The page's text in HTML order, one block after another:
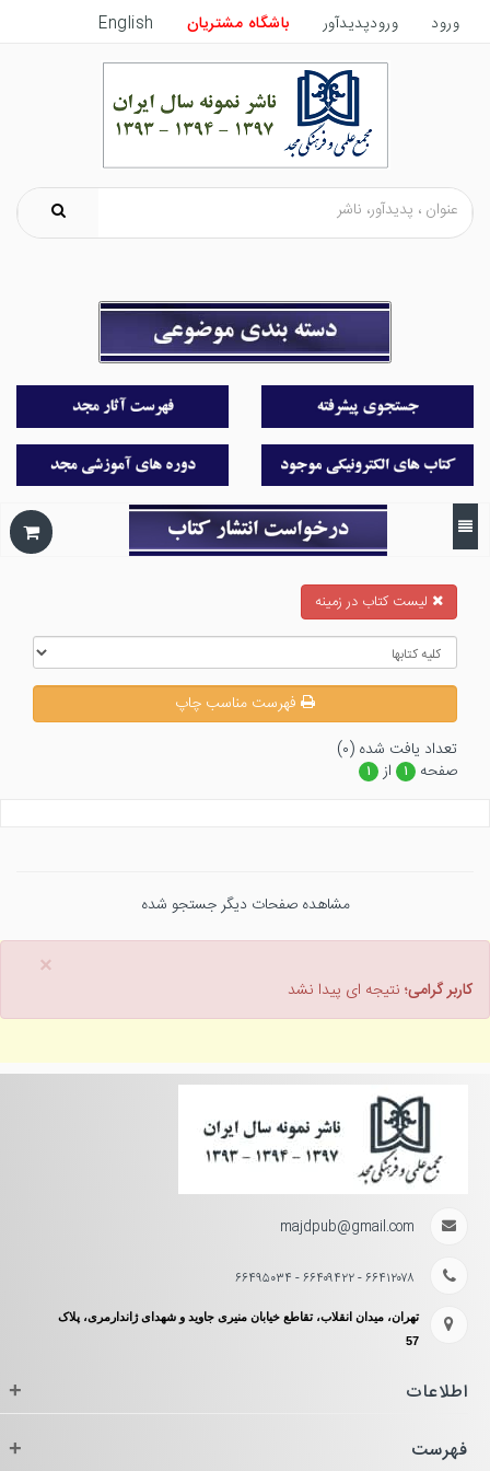
ورود ورودپدیدآور باشگاه مشتریان English
ليست كتاب در زمينه
فهرست مناسب چاپ
تعداد يافت شده (۰)
صفحه
۱ از ۱
مشاهده صفحات دیگر جستجو شده
×
کاربر گرامی؛ نتیجه ای پیدا نشد
majdpub@gmail.com
۶۶۴۱۲۰۷۸ - ۶۶۴۰۹۴۲۲ - ۶۶۴۹۵۰۳۴
تهران، میدان انقلاب، تقاطع خیابان منیری جاوید و شهدای ژاندارمری، پلاک
57
اطلاعات +
فهرست +